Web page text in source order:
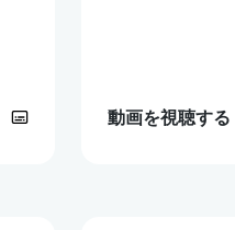
動画を視聴する